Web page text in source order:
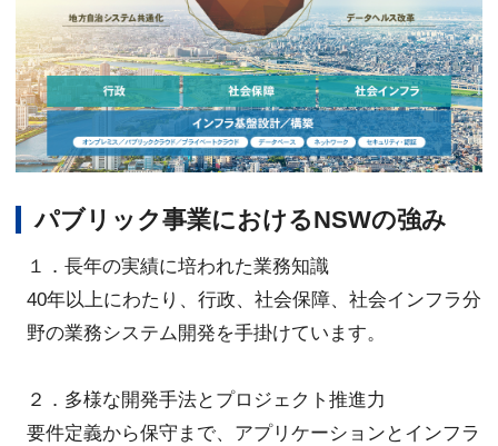
パブリック事業におけるNSWの強み
１．長年の実績に培われた業務知識
40年以上にわたり、行政、社会保障、社会インフラ分
野の業務システム開発を手掛けています。
２．多様な開発手法とプロジェクト推進力
要件定義から保守まで、アプリケーションとインフラ